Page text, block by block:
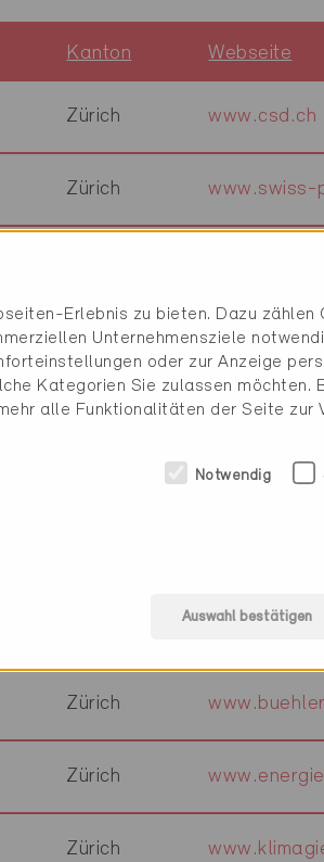
Kanton Webseite
Zürich www.csd.ch
Zürich www.swiss-
Zürich
Zürich
www.corak.ch
Zürich
Zürich
Zürich
Erlebnis zu bieten. Dazu zählen
Unternehmensziele
oder zur Anzeige
Kategorien Sie zulassen möchten.
alle Funktionalitäten der Seite zur
Notwendig
Auswahl bestätigen